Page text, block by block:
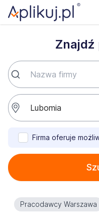
Znajdź
Firma oferuje
Pracodawcy Warszawa